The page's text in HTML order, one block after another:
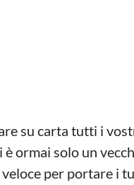
su carta tutti i
è ormai solo un
per portare i